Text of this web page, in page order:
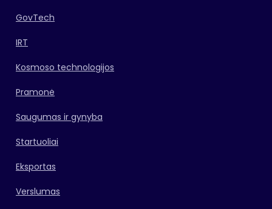
GovTech
IRT
Kosmoso technologijos
Pramonė
Saugumas ir gynyba
Startuoliai
Eksportas
Verslumas